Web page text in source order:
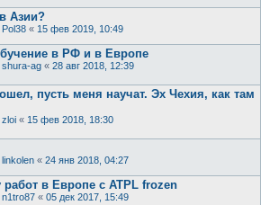
Азии?
Pol38 « 15 фев 2019, 10:49
в РФ и в Европе
shura-ag « 28 авг 2018, 12:39
пусть меня научат. Эх Чехия, как там
zloi « 15 фев 2018, 18:30
linkolen « 24 янв 2018, 04:27
в Европе с ATPL frozen
n1tro87 « 05 дек 2017, 15:49